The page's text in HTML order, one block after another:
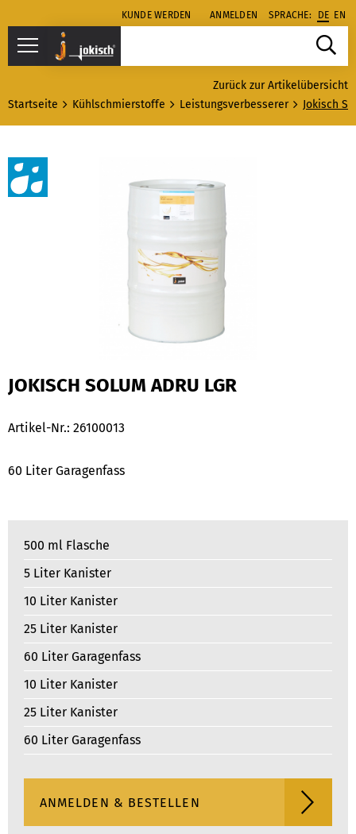
KUNDE WERDEN ANMELDEN SPRACHE: DE EN
Zurück zur Artikelübersicht
Startseite
Kühlschmierstoffe Leistungsverbesserer Jokisch
JOKISCH SOLUM ADRU LGR
Artikel-Nr.: 26100013
60 Liter Garagenfass
500 ml Flasche
5 Liter Kanister
10 Liter Kanister
25 Liter Kanister
60 Liter Garagenfass
10 Liter Kanister
25 Liter Kanister
60 Liter Garagenfass